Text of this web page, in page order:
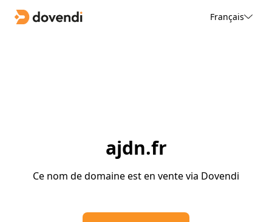
Français
ajdn.fr
Ce nom de domaine est en vente via Dovendi